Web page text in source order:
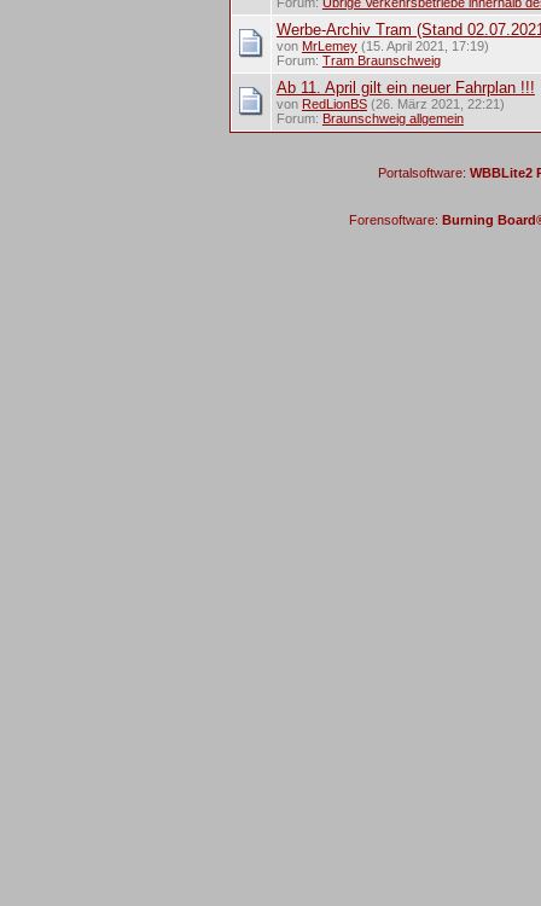
Werbe-Archiv Tram (Stand
von MrLemey(15. April 2021, 17:19)
Forum: Tram Braunschweig
Ab 11. April gilt ein neuer Fahrplan !!!
von RedLionBS(26. März 2021, 22:21)
Forum: Braunschweig allgemein
Portalsoftware: WBBLite2
Forensoftware: Burning